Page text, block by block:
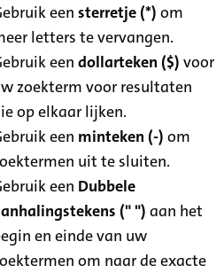
eensterretje (*) om
letters te vervangen.
eendollarteken ($) voor
zoekterm voor resultaten
op elkaar lijken.
een minteken (-) om
uit te sluiten.
een Dubbele
(" ") aan het
en einde van uw
om naar de exacte